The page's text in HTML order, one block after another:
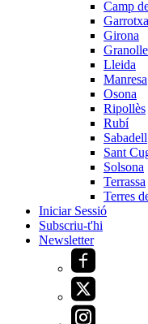
Camp
Garrotxa
Girona
Lleida
Manresa
Osona
Ripollès
Rubí
Sabadell
Sant
Solsona
Terrassa
Terres
Iniciar Sessió
Subscriu-t'hi
Newsletter